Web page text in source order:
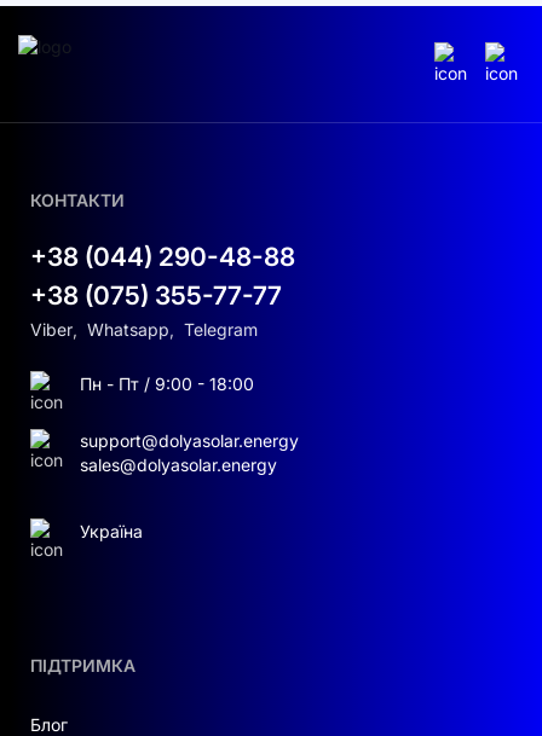
ПІДТРИМКА
Блог
КОНТАКТИ
+38 (044) 290-48-88
+38 (075) 355-77-77
Viber, Whatsapp, Telegram
Пн - Пт / 9:00 - 18:00
support@dolyasolar.energy
sales@dolyasolar.energy
Україна